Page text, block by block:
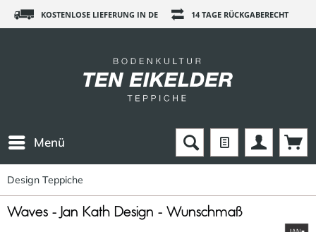
KOSTENLOSE LIEFERUNG IN DE 14 TAGE RÜCKGABERECHT
Menü
Design Teppiche
Waves - Jan Kath Design - Wunschmaß